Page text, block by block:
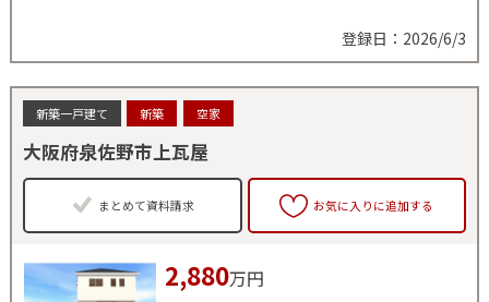
登録日：2026/6/3
新築一戸建て 新築 空家
大阪府泉佐野市上瓦屋
まとめて資料請求 お気に入りに追加する
2,880万円